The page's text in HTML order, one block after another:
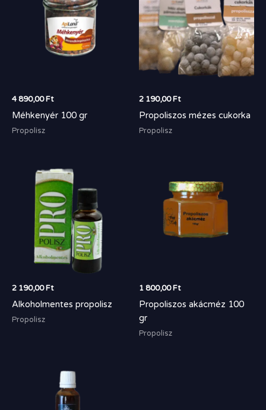
4 890,00Ft
Méhkenyér 100 gr
Propolisz
2 190,00Ft
Propoliszos mézes cukorka
Propolisz
2 190,00Ft
Alkoholmentes propolisz
Propolisz
1 800,00Ft
Propoliszos akácméz 100
gr
Propolisz